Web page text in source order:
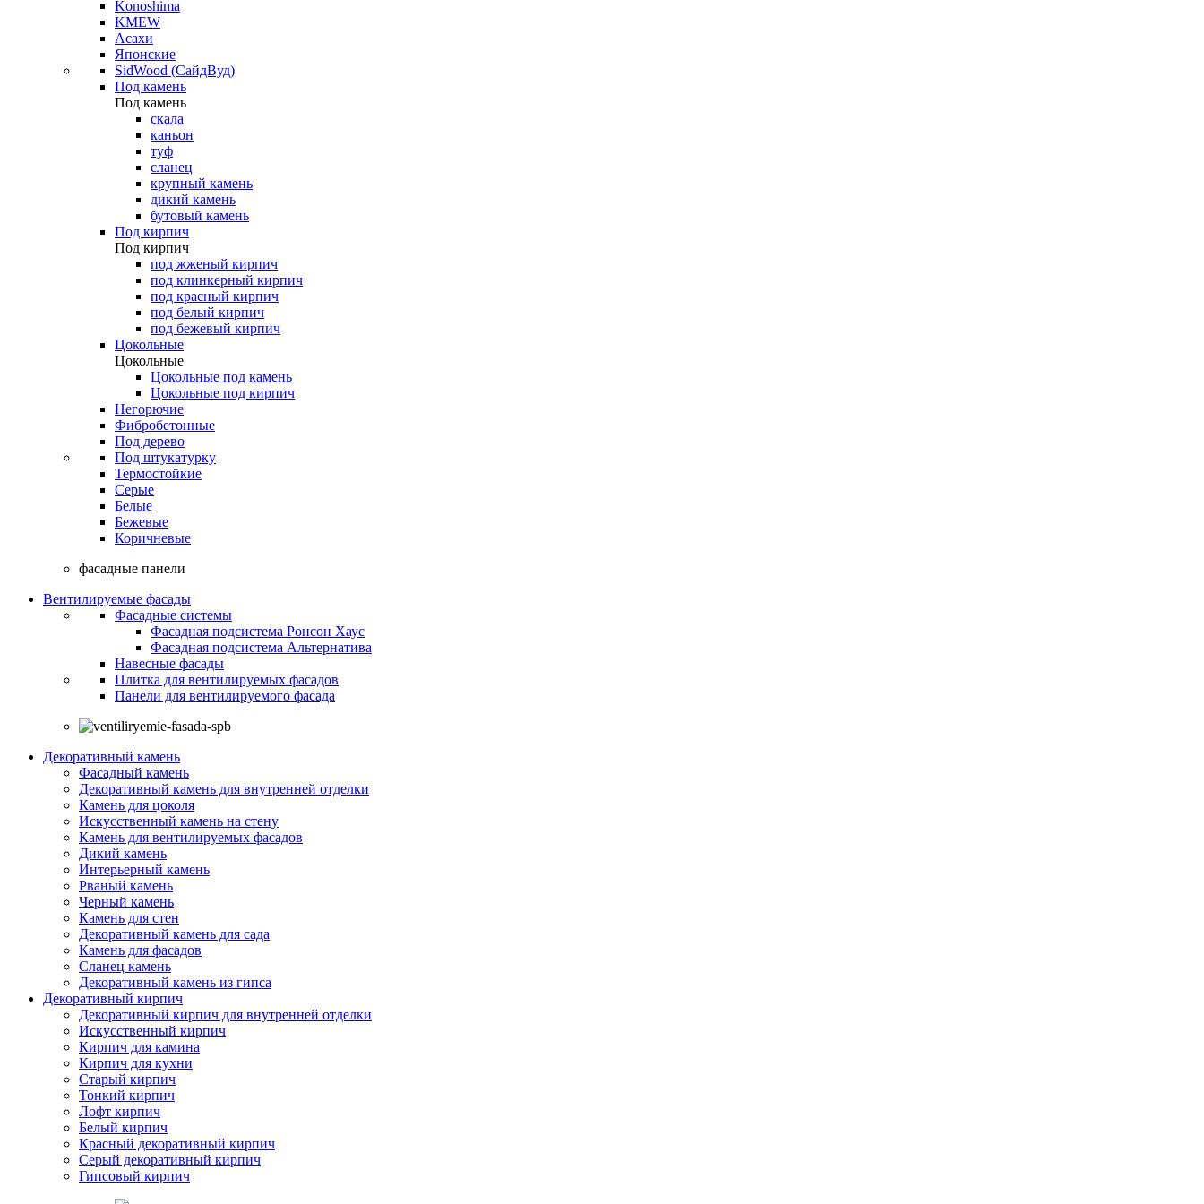
Konoshima
KMEW
Асахи
Японские
SidWood (СайдВуд)
Под камень
Под камень
скала
каньон
туф
сланец
крупный камень
дикий камень
бутовый камень
Под кирпич
Под кирпич
под жженый кирпич
под клинкерный кирпич
под красный кирпич
под белый кирпич
под бежевый кирпич
Цокольные
Цокольные
Цокольные под камень
Цокольные под кирпич
Негорючие
Фибробетонные
Под дерево
Под штукатурку
Термостойкие
Серые
Белые
Бежевые
Коричневые
фасадные панели
Вентилируемые фасады
Фасадные системы
Фасадная подсистема Ронсон Хаус
Фасадная подсистема Альтернатива
Навесные фасады
Плитка для вентилируемых фасадов
Панели для вентилируемого фасада
Декоративный камень
Фасадный камень
Декоративный камень для внутренней отделки
Камень для цоколя
Искусственный камень на стену
Камень для вентилируемых фасадов
Дикий камень
Интерьерный камень
Рваный камень
Черный камень
Камень для стен
Декоративный камень для сада
Камень для фасадов
Сланец камень
Декоративный камень из гипса
Декоративный кирпич
Декоративный кирпич для внутренней отделки
Искусственный кирпич
Кирпич для камина
Кирпич для кухни
Старый кирпич
Тонкий кирпич
Лофт кирпич
Белый кирпич
Красный декоративный кирпич
Серый декоративный кирпич
Гипсовый кирпич